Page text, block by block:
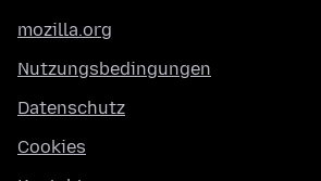
mozilla.org
Nutzungsbedingungen
Datenschutz
Cookies